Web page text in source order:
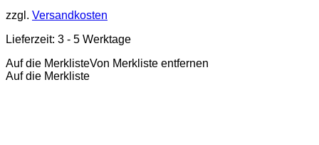
zzgl. Versandkosten
Lieferzeit: 3 - 5 Werktage
Auf die MerklisteVon Merkliste entfernen
Auf die Merkliste